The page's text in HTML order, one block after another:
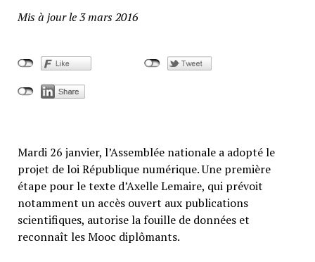
Mis à jour le 3 mars 2016
Mardi 26 janvier, l’Assemblée nationale a adopté le
projet de loi République numérique. Une première
étape pour le texte d’Axelle Lemaire, qui prévoit
notamment un accès ouvert aux publications
scientifiques, autorise la fouille de données et
reconnaît les Mooc diplômants.